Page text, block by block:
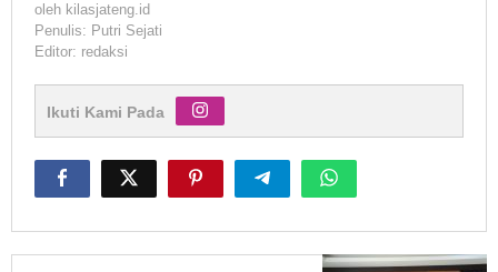
oleh kilasjateng.id
Penulis: Putri Sejati
Editor: redaksi
Ikuti Kami Pada